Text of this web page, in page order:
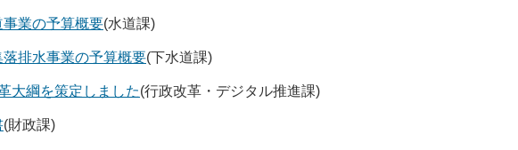
業の予算概要(水道課)
排水事業の予算概要(下水道課)
大綱を策定しました(行政改革・デジタル推進課)
(財政課)